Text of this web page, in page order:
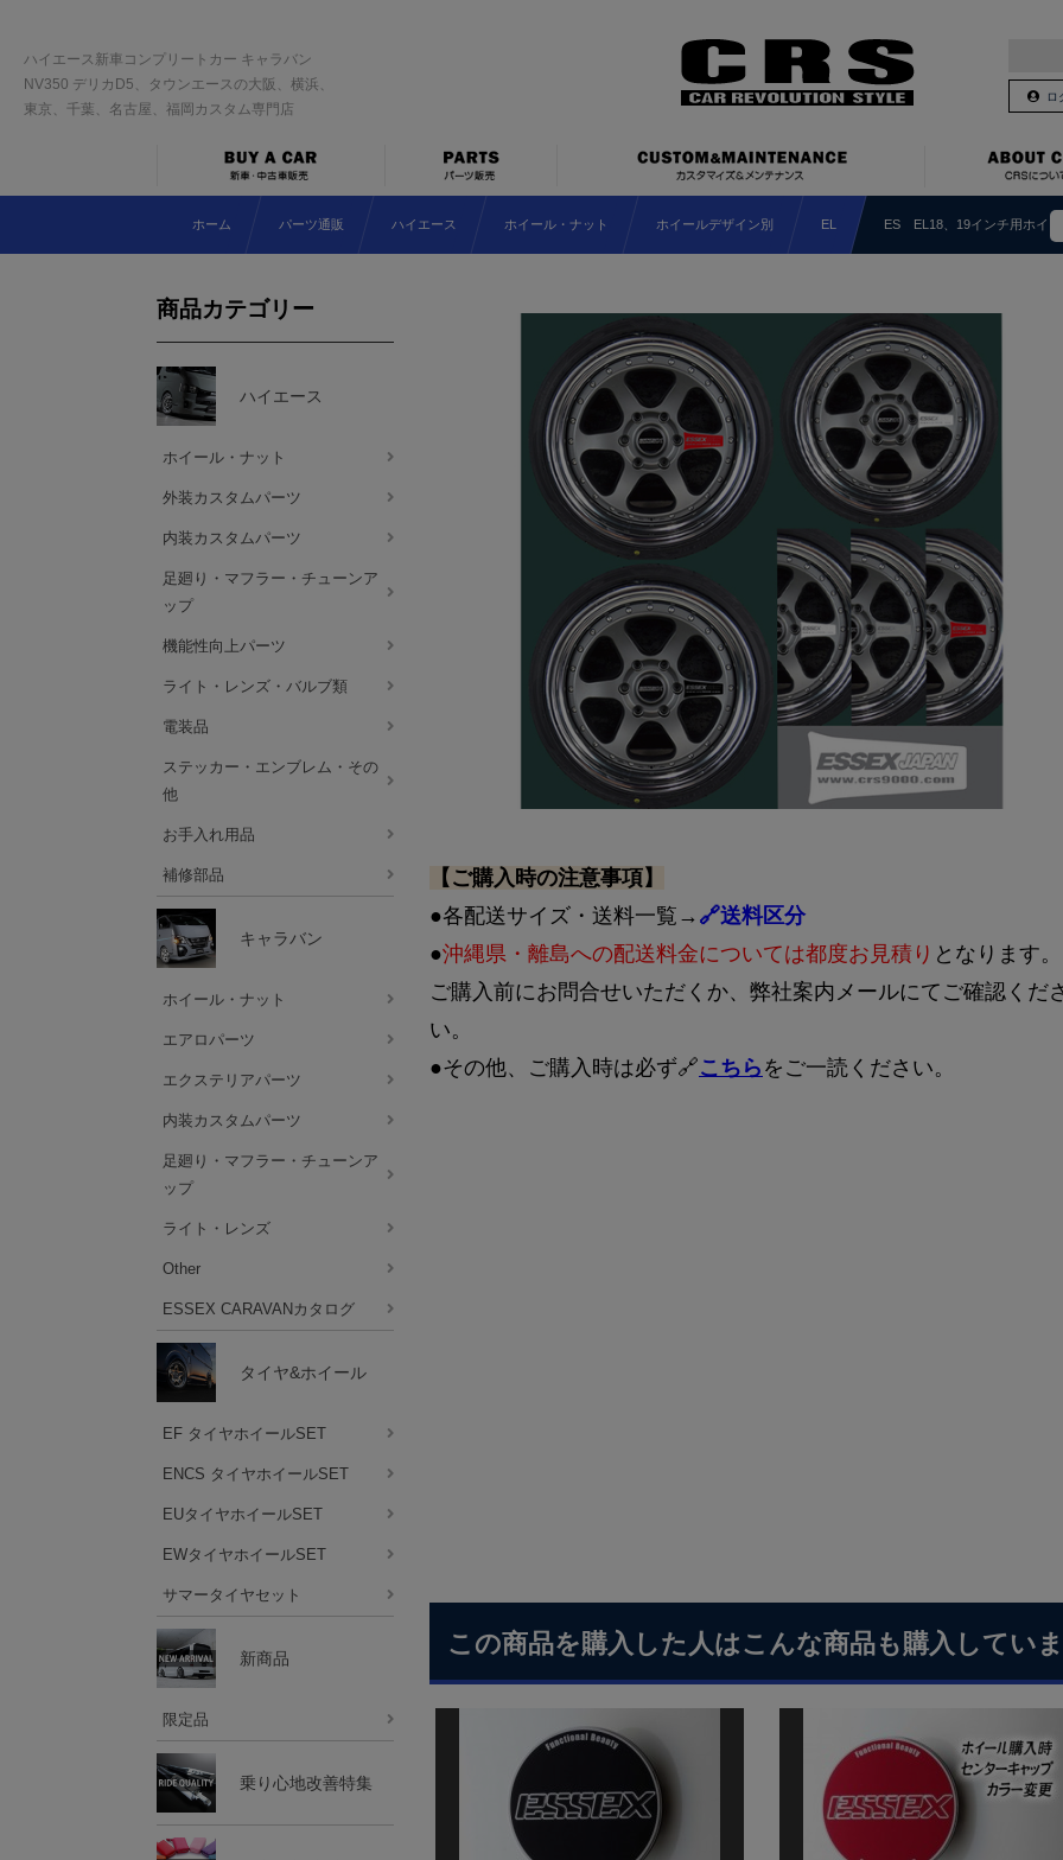
ハイエース新車コンプリートカー キャラバン
NV350 デリカD5、タウンエースの大阪、横浜、
東京、千葉、名古屋、福岡カスタム専門店
ロ
ホーム パーツ通販 ハイエース ホイール・ナット ホイールデザイン別 EL ES EL18、19インチ用ホイ
【ご購入時の注意事項】
●各配送サイズ・送料一覧→ 🔗送料区分
●沖縄県・離島への配送料金については都度お見積り となります。
ご購入前にお問合せいただくか、弊社案内メールにてご確認くだ
い。
●その他、ご購入時は必ず🔗こちら をご一読ください。
この商品を購入した人はこんな商品も購入してい
商品カテゴリー
ハイエース
ホイール・ナット
外装カスタムパーツ
内装カスタムパーツ
足廻り・マフラー・チューンア
ップ
機能性向上パーツ
ライト・レンズ・バルブ類
電装品
ステッカー・エンブレム・その
他
お手入れ用品
補修部品
キャラバン
ホイール・ナット
エアロパーツ
エクステリアパーツ
内装カスタムパーツ
足廻り・マフラー・チューンア
ップ
ライト・レンズ
Other
ESSEX CARAVANカタログ
タイヤ&ホイール
EF タイヤホイールSET
ENCS タイヤホイールSET
EUタイヤホイールSET
EWタイヤホイールSET
サマータイヤセット
新商品
限定品
乗り心地改善特集